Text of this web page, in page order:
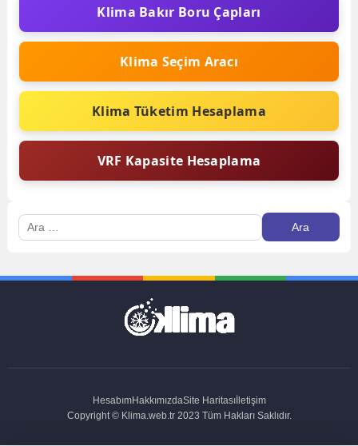
Klima Bakır Boru Çapları
Klima Seçim Aracı
Klima Tüketim Hesaplama
VRF Kapasite Hesaplama
Arama:
HesabımHakkımızdaSite Haritasıİletişim
Copyright © Klima.web.tr 2023 Tüm Hakları Saklıdır.